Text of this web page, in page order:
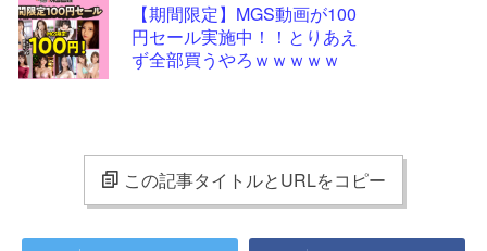
【期間限定】MGS動画が100
円セール実施中！！とりあえ
ず全部買うやろｗｗｗｗｗ
この記事タイトルとURLをコピー